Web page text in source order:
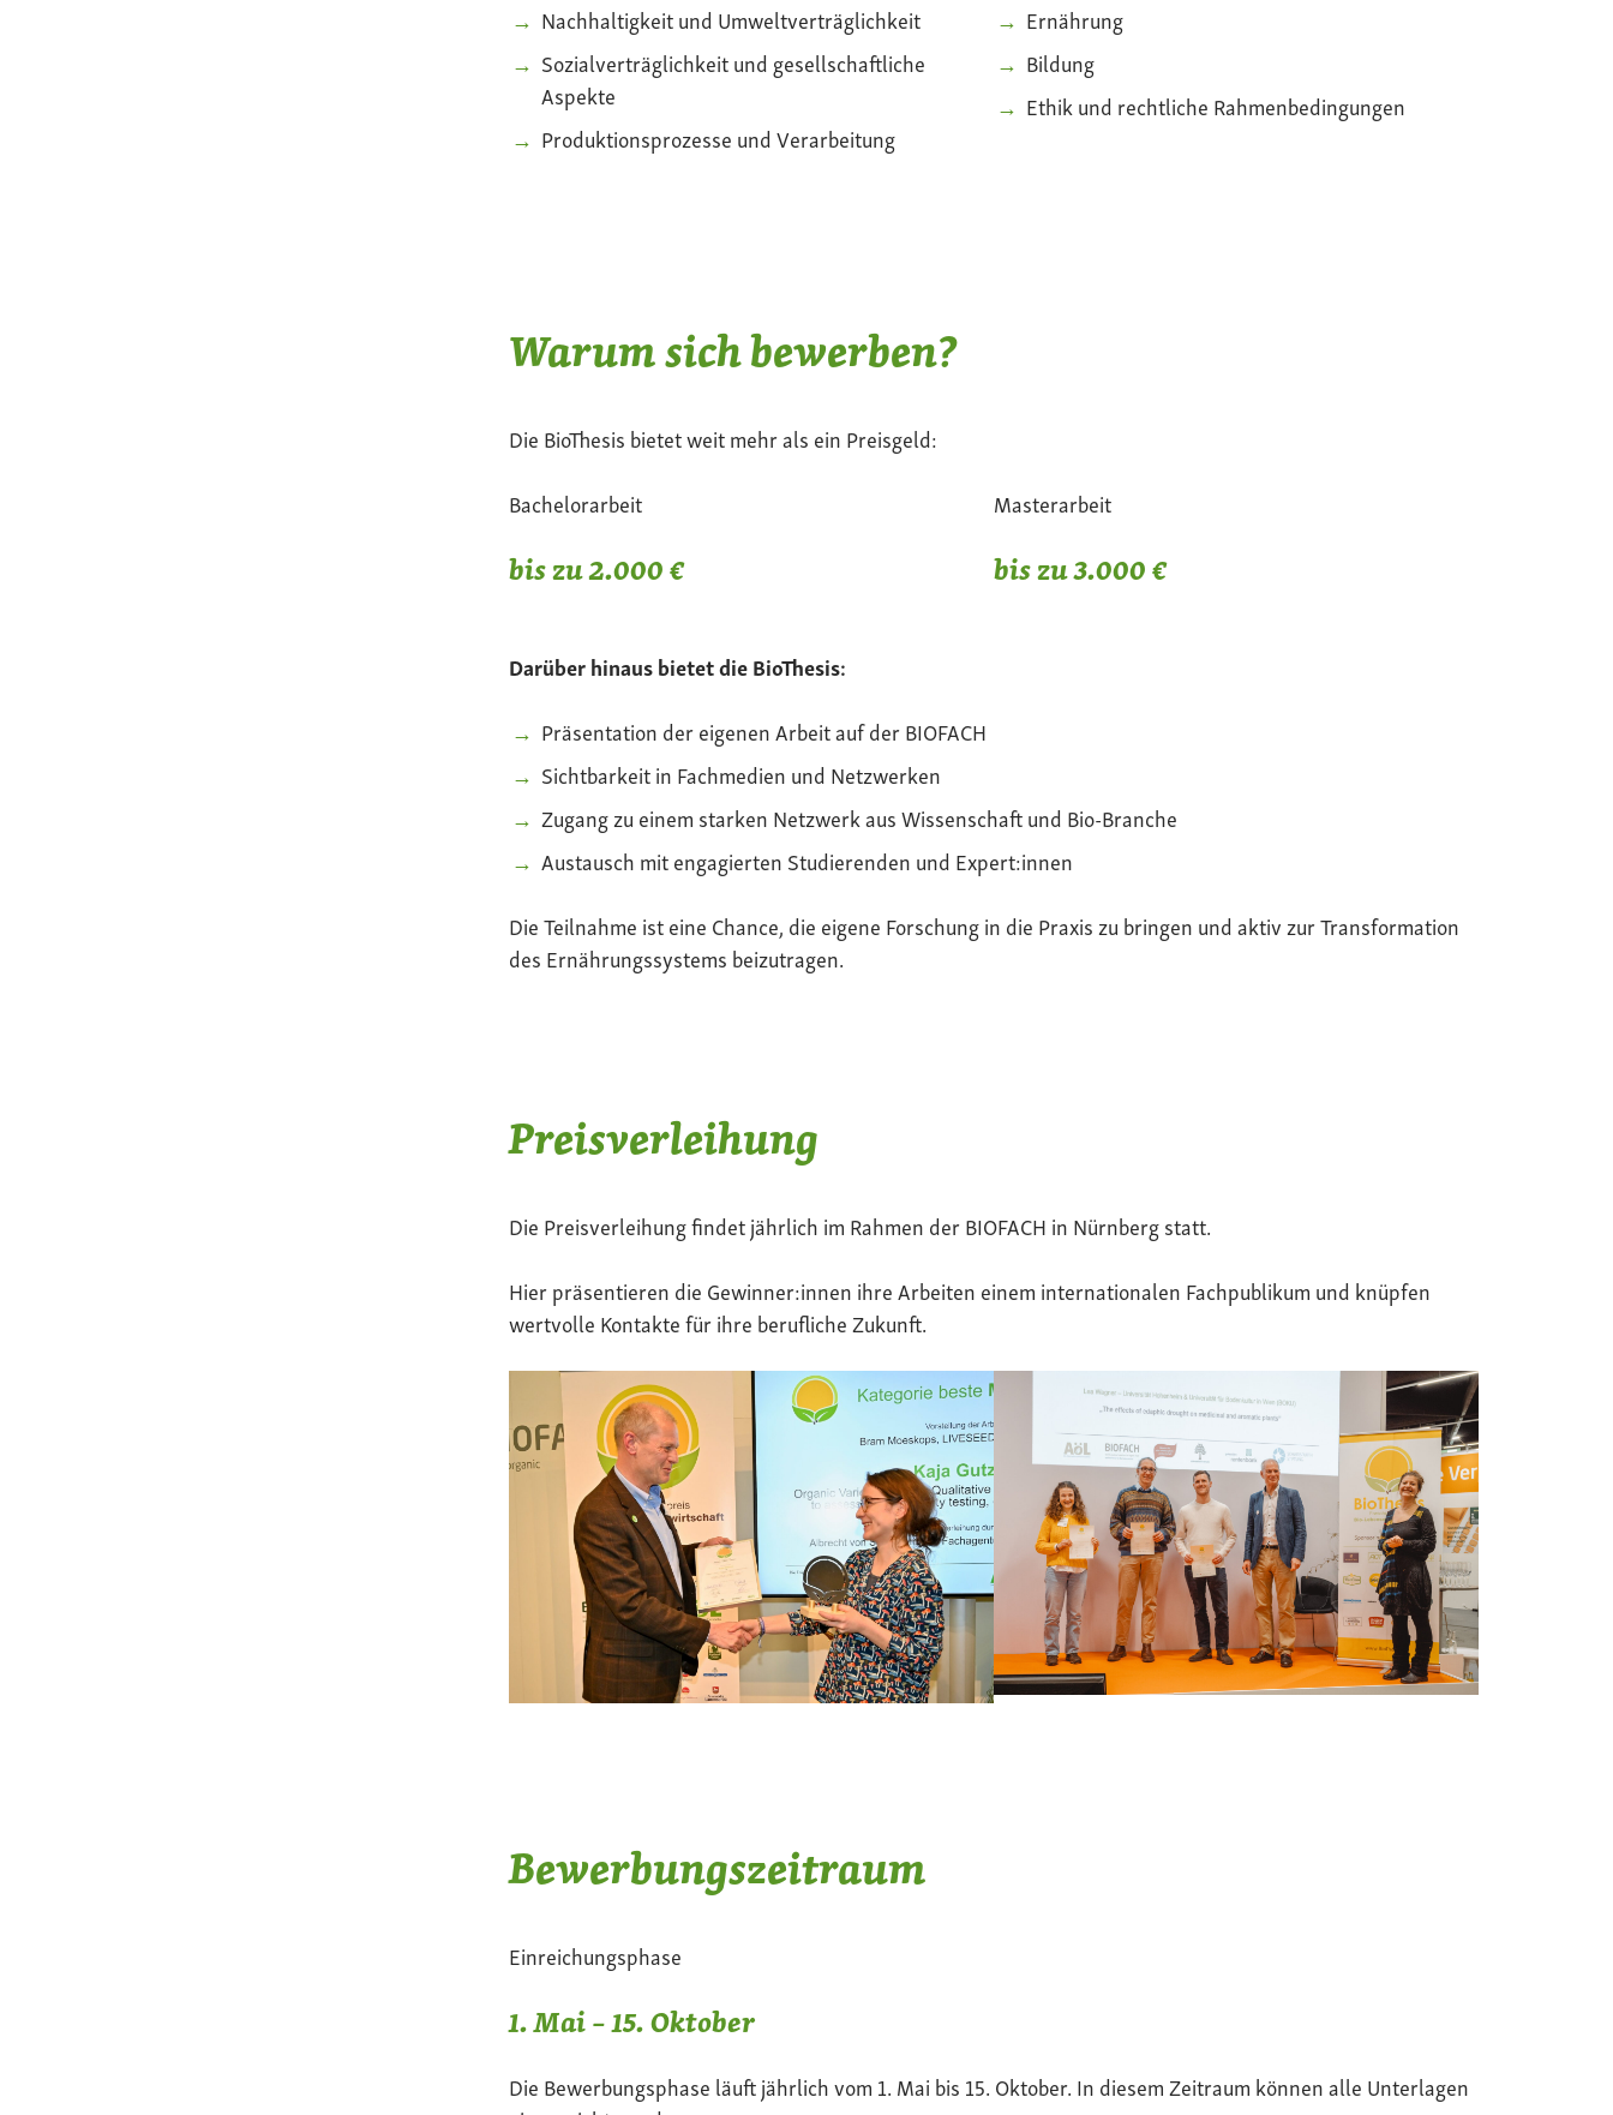
Nachhaltigkeit und Umweltverträglichkeit
Sozialverträglichkeit und gesellschaftliche
Aspekte
Produktionsprozesse und Verarbeitung
Ernährung
Bildung
Ethik und rechtliche Rahmenbedingungen
Warum sich bewerben?
Die BioThesis bietet weit mehr als ein Preisgeld:
Bachelorarbeit
bis zu 2.000 €
Masterarbeit
bis zu 3.000 €
Darüber hinaus bietet die BioThesis:
Präsentation der eigenen Arbeit auf der BIOFACH
Sichtbarkeit in Fachmedien und Netzwerken
Zugang zu einem starken Netzwerk aus Wissenschaft und Bio-Branche
Austausch mit engagierten Studierenden und Expert:innen
Die Teilnahme ist eine Chance, die eigene Forschung in die Praxis zu bringen und aktiv zur Transformation
des Ernährungssystems beizutragen.
Preisverleihung
Die Preisverleihung findet jährlich im Rahmen der BIOFACH in Nürnberg statt.
Hier präsentieren die Gewinner:innen ihre Arbeiten einem internationalen Fachpublikum und knüpfen
wertvolle Kontakte für ihre berufliche Zukunft.
Bewerbungszeitraum
Einreichungsphase
1. Mai – 15. Oktober
Die Bewerbungsphase läuft jährlich vom 1. Mai bis 15. Oktober. In diesem Zeitraum können alle Unterlagen